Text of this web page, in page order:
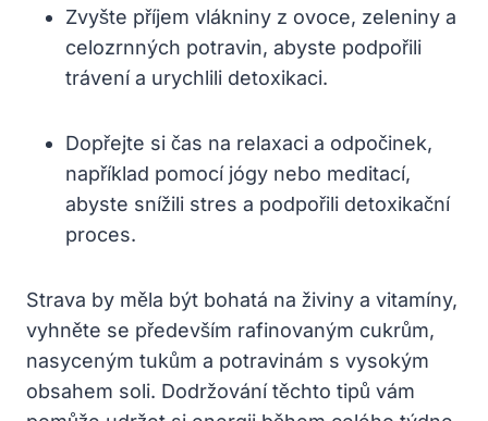
Zvyšte příjem vlákniny z ovoce, zeleniny a
celozrnných potravin, abyste podpořili
trávení a urychlili detoxikaci.
Dopřejte si čas na relaxaci a odpočinek,
například pomocí jógy nebo meditací,
abyste snížili stres a podpořili detoxikační
proces.
Strava by měla být bohatá na živiny a vitamíny,
vyhněte se především rafinovaným cukrům,
nasyceným tukům a potravinám s vysokým
obsahem soli. Dodržování těchto tipů vám